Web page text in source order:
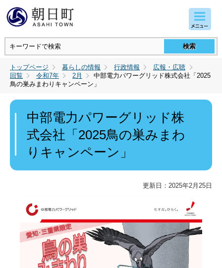
トップページ 暮らしの情報 行政情報
広報・広聴
回覧
令和7年 2月
中部電力パワーグリッド株式会社「2025
鳥の巣みまわりキャンペーン」
中部電力パワーグリッド株
式会社「2025鳥の巣みまわ
りキャンペーン」
更新日：2025年2月25日